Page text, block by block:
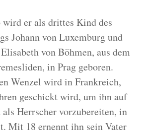
er als drittes Kind des
Johann von Luxemburg und
von Böhmen, aus dem
in Prag geboren.
Wenzel wird in Frankreich,
geschickt wird, um ihn auf
als Herrscher vorzubereiten, in
Mit 18 ernennt ihn sein Vater